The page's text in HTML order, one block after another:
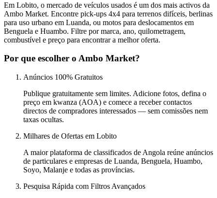
Em Lobito, o mercado de veículos usados é um dos mais activos da
Ambo Market. Encontre pick-ups 4x4 para terrenos difíceis, berlinas
para uso urbano em Luanda, ou motos para deslocamentos em
Benguela e Huambo. Filtre por marca, ano, quilometragem,
combustível e preço para encontrar a melhor oferta.
Por que escolher o Ambo Market?
Anúncios 100% Gratuitos
Publique gratuitamente sem limites. Adicione fotos, defina o
preço em kwanza (AOA) e comece a receber contactos
directos de compradores interessados — sem comissões nem
taxas ocultas.
Milhares de Ofertas em Lobito
A maior plataforma de classificados de Angola reúne anúncios
de particulares e empresas de Luanda, Benguela, Huambo,
Soyo, Malanje e todas as províncias.
Pesquisa Rápida com Filtros Avançados